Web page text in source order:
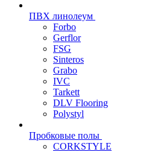
ПВХ линолеум
Forbo
Gerflor
FSG
Sinteros
Grabo
IVC
Tarkett
DLV Flooring
Polystyl
Пробковые полы
CORKSTYLE